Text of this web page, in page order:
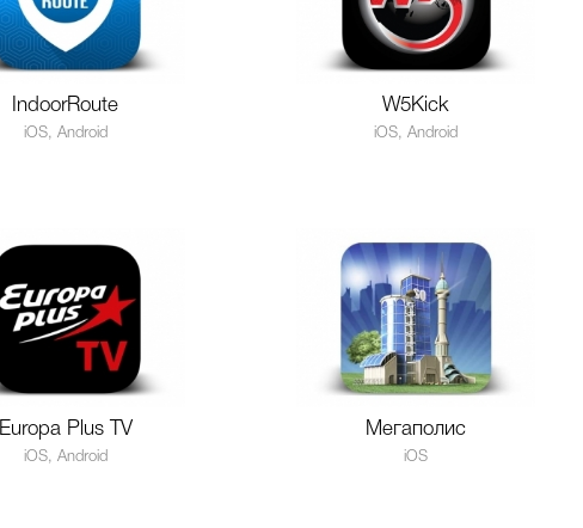
IndoorRoute
iOS, Android
W5Kick
iOS, Android
Europa Plus TV
iOS, Android
Мегаполис
iOS